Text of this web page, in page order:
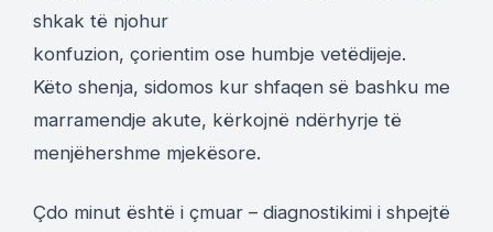
shkak të njohur
konfuzion, çorientim ose humbje vetëdijeje.
Këto shenja, sidomos kur shfaqen së bashku me
marramendje akute, kërkojnë ndërhyrje të
menjëhershme mjekësore.
Çdo minut është i çmuar – diagnostikimi i shpejtë